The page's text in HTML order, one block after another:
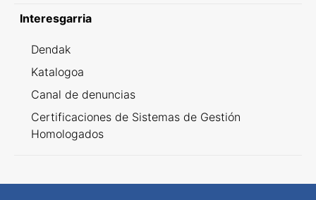
Interesgarria
Dendak
Katalogoa
Canal de denuncias
Certificaciones de Sistemas de Gestión
Homologados